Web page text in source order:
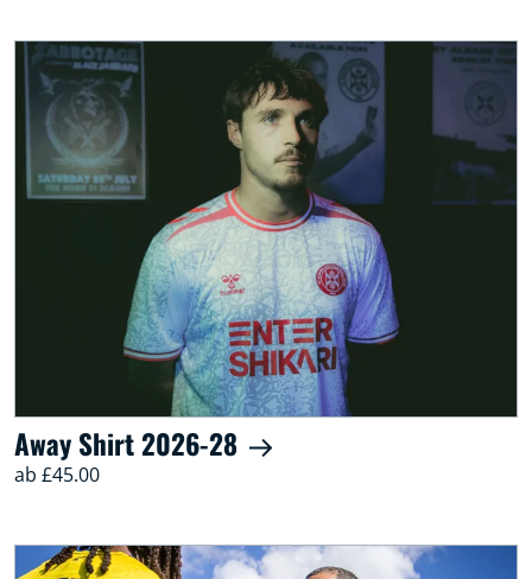
Away Shirt 2026-28
ab £45.00